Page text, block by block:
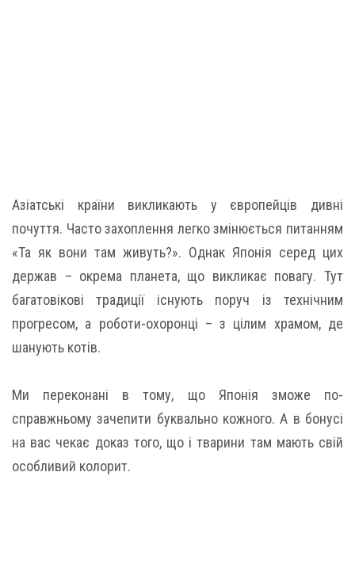
Азіатські країни викликають у європейців дивні
почуття. Часто захоплення легко змінюється питанням
«Та як вони там живуть?». Однак Японія серед цих
держав – окрема планета, що викликає повагу. Тут
багатовікові традиції існують поруч із технічним
прогресом, а роботи-охоронці – з цілим храмом, де
шанують котів.
Ми переконані в тому, що Японія зможе по-
справжньому зачепити буквально кожного. А в бонусі
на вас чекає доказ того, що і тварини там мають свій
особливий колорит.